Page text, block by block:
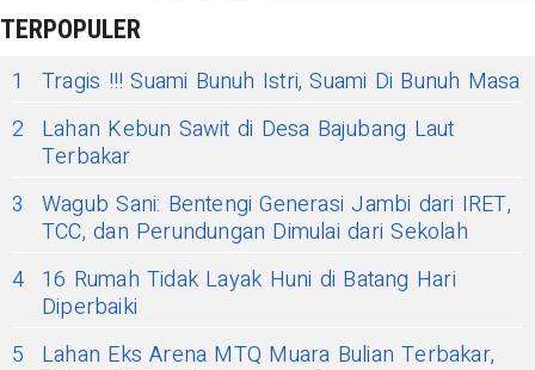
TERPOPULER
1
Tragis !!! Suami Bunuh Istri, Suami Di Bunuh Masa
2
Lahan Kebun Sawit di Desa Bajubang Laut
Terbakar
3
Wagub Sani: Bentengi Generasi Jambi dari IRET,
TCC, dan Perundungan Dimulai dari Sekolah
4 16 Rumah Tidak Layak Huni di Batang Hari
Diperbaiki
5
Lahan Eks Arena MTQ Muara Bulian Terbakar,